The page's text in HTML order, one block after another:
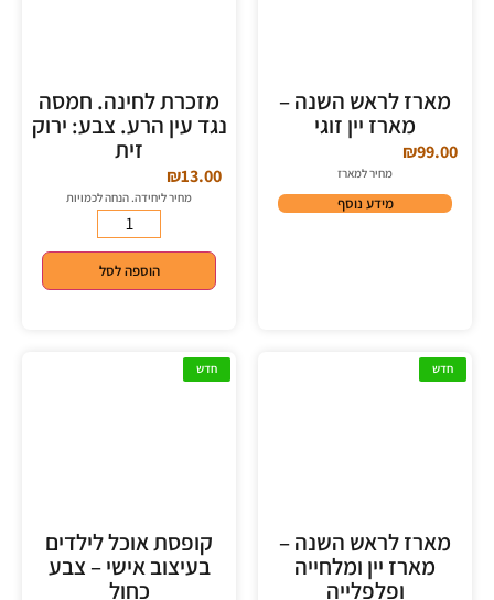
מארז לראש השנה –
מארז יין זוגי
₪99.00
מחיר למארז
מידע נוסף
מזכרת לחינה. חמסה
נגד עין הרע. צבע: ירוק
זית
₪13.00
מחיר ליחידה. הנחה לכמויות
הוספה לסל
חדש
מארז לראש השנה –
מארז יין ומלחייה
ופלפלייה
חדש
קופסת אוכל לילדים
בעיצוב אישי – צבע
כחול